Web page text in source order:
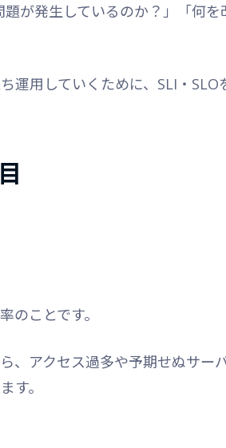
が発生しているのか？」「何
運用していくために、SLI・SLO
のことです。
、アクセス過多や予期せぬサー
す。